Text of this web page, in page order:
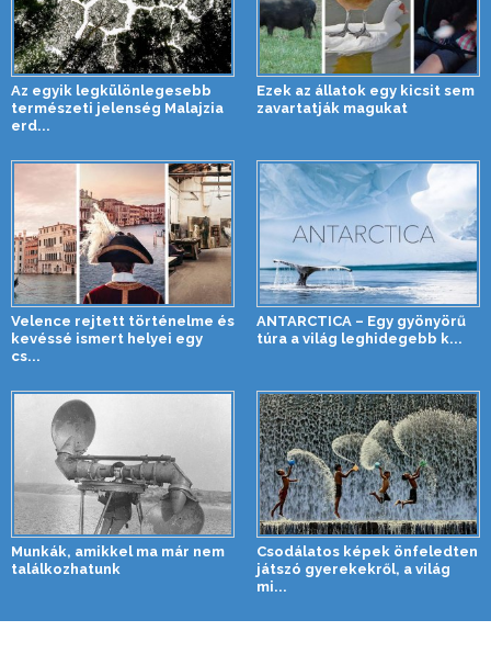
Az egyik legkülönlegesebb
természeti jelenség Malajzia
erd...
Ezek az állatok egy kicsit sem
zavartatják magukat
Velence rejtett történelme és
kevéssé ismert helyei egy
cs...
ANTARCTICA – Egy gyönyörű
túra a világ leghidegebb k...
Munkák, amikkel ma már nem
találkozhatunk
Csodálatos képek önfeledten
játszó gyerekekről, a világ
mi...